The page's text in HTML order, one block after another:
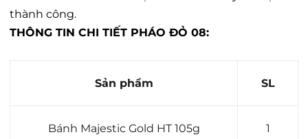
thành công.
THÔNG TIN CHI TIẾT PHÁO ĐỎ 08:
Sản phẩm SL
Bánh Majestic Gold HT 105g 1